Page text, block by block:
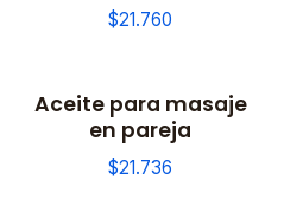
$21.760
Aceite para masaje
en pareja
$21.736